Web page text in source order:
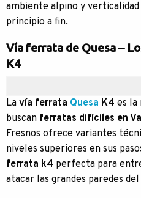
ambiente alpino y
principio a fin.
Vía ferrata de Quesa –
K4
La vía ferrata Quesa K4 es la
buscan ferratas difíciles en
Fresnos ofrece variantes
niveles superiores en sus
ferrata k4 perfecta para
atacar las grandes paredes